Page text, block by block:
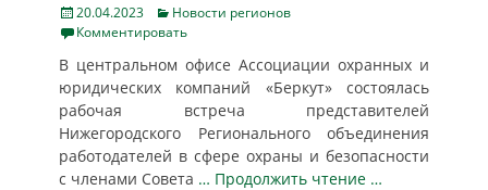
Posted
on
20.04.2023 Categories
Новости регионов
Комментировать
В центральном офисе Ассоциации охранных и
юридических компаний «Беркут» состоялась
рабочая встреча представителей
Нижегородского Регионального объединения
работодателей в сфере охраны и безопасности
с членами Совета … Продолжить чтение …